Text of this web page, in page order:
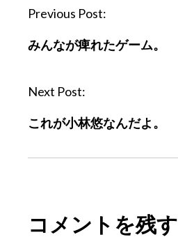
P
s
n
v
g
Previous Post:
みんなが痺れたゲーム。
Next Post:
これが小林悠なんだよ。
コメントを残す